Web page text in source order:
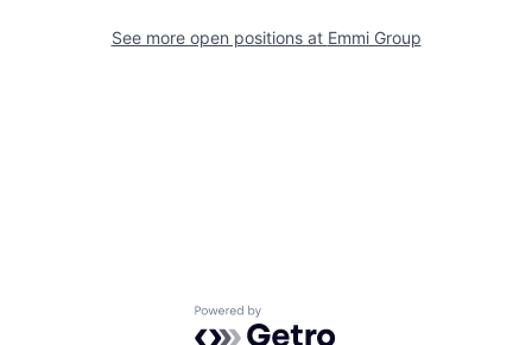
See more open positions at Emmi Group
Powered by Getro.com